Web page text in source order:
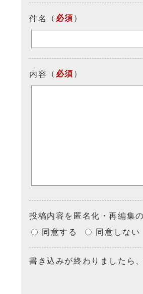
件名 （ 必須 ）
内容 （ 必須 ）
投稿内容を匿名化・再編集
同意する
同意しない
書き込みが終わりましたら